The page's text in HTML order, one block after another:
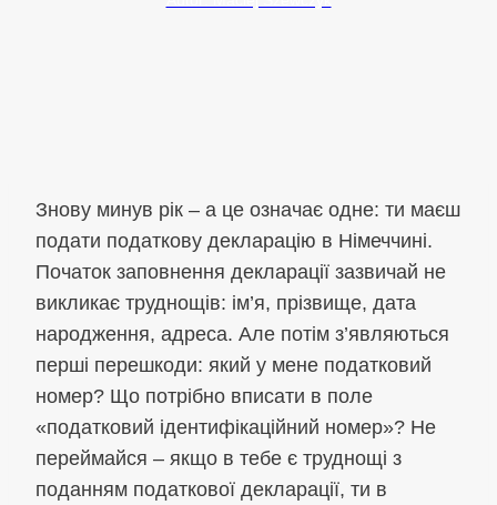
Знову минув рік – а це означає одне: ти маєш
подати податкову декларацію в Німеччині.
Початок заповнення декларації зазвичай не
викликає труднощів: ім’я, прізвище, дата
народження, адреса. Але потім з’являються
перші перешкоди: який у мене податковий
номер? Що потрібно вписати в поле
«податковий ідентифікаційний номер»? Не
переймайся – якщо в тебе є труднощі з
поданням податкової декларації, ти в